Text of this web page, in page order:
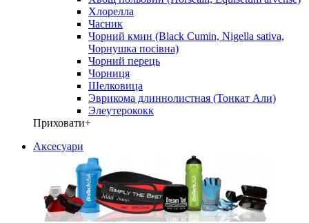
Хлорелла
Часник
Чорний кмин (Black Cumin, Nigella sativa,
Чорнушка посівна)
Чорний перець
Чорниця
Шелковица
Эврикома длиннолистная (Тонкат Али)
Элеутерококк
Приховати+
Аксесуари